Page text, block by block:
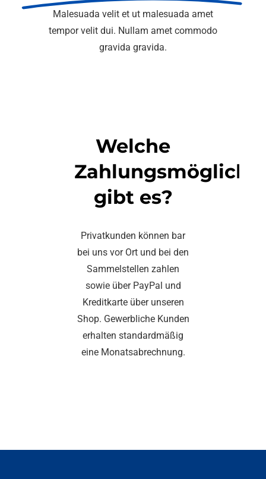
Malesuada velit et ut malesuada amet
tempor velit dui. Nullam amet commodo
gravida gravida.
Welche
gibt es?
Privatkunden können bar
bei uns vor Ort und bei den
Sammelstellen zahlen
sowie über PayPal und
Kreditkarte über unseren
Shop. Gewerbliche Kunden
erhalten standardmäßig
eine Monatsabrechnung.